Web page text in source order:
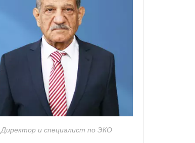
Директор и специалист по ЭКО